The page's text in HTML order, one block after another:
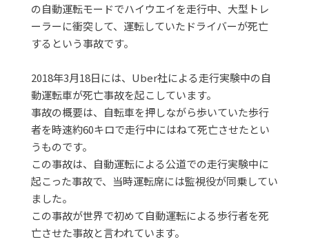
の自動運転モードでハイウエイを走行中、大型トレ
ーラーに衝突して、運転していたドライバーが死亡
するという事故です。
2018年3月18日には、Uber社による走行実験中の自
動運転車が死亡事故を起こしています。
事故の概要は、自転車を押しながら歩いていた歩行
者を時速約60キロで走行中にはねて死亡させたとい
うものです。
この事故は、自動運転による公道での走行実験中に
起こった事故で、当時運転席には監視役が同乗してい
ました。
この事故が世界で初めて自動運転による歩行者を死
亡させた事故と言われています。